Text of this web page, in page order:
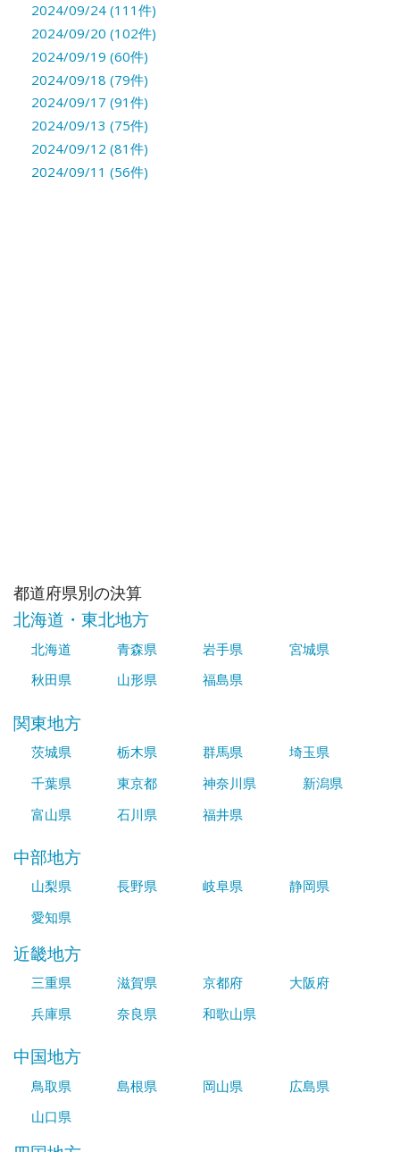
2024/09/24 (111件)
2024/09/20 (102件)
2024/09/19 (60件)
2024/09/18 (79件)
2024/09/17 (91件)
2024/09/13 (75件)
2024/09/12 (81件)
2024/09/11 (56件)
都道府県別の決算
北海道・東北地方
北海道 青森県 岩手県
宮城県
秋田県
山形県 福島県
関東地方
茨城県 栃木県 群馬県
埼玉県
千葉県
東京都 神奈川県
新潟県
富山県
石川県 福井県
中部地方
山梨県 長野県 岐阜県
静岡県
愛知県
近畿地方
三重県 滋賀県 京都府
大阪府
兵庫県
奈良県 和歌山県
中国地方
鳥取県 島根県 岡山県
広島県
山口県